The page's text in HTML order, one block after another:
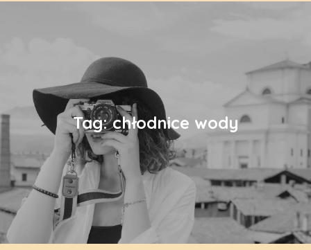
Tag:chłodnice wody